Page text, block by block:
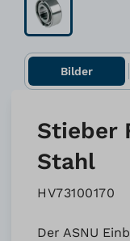
Bilder
Stieber
Stahl
HV73100170
Der ASNU